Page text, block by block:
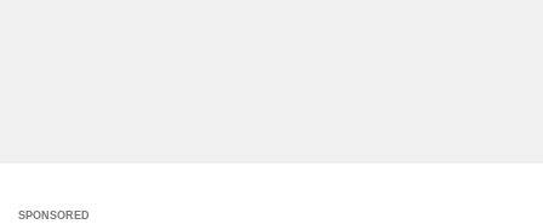
SPONSORED